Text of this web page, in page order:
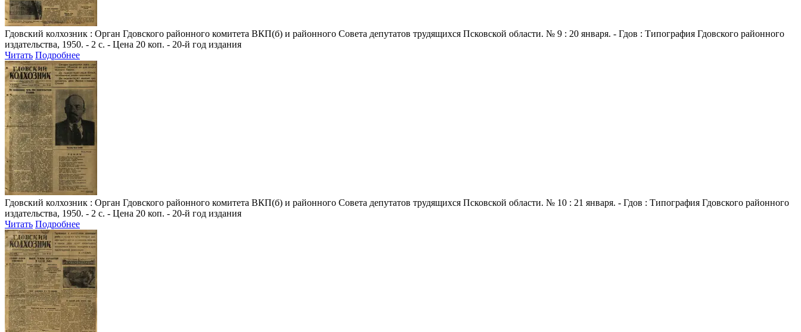
Гдовский колхозник : Орган Гдовского районного комитета ВКП(б) и районного Совета депутатов трудящихся Псковской области. № 9 : 20 января. - Гдов : Типография Гдовского районного
издательства, 1950. - 2 с. - Цена 20 коп. - 20-й год издания
Читать Подробнее
Гдовский колхозник : Орган Гдовского районного комитета ВКП(б) и районного Совета депутатов трудящихся Псковской области. № 10 : 21 января. - Гдов : Типография Гдовского районного
издательства, 1950. - 2 с. - Цена 20 коп. - 20-й год издания
Читать Подробнее